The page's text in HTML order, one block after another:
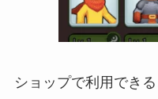
ショップで利用でき